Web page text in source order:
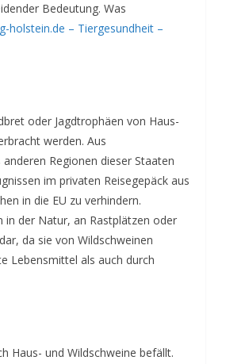
Bedeutung. Was
holstein.de – Tiergesundheit –
oder Jagdtrophäen von Haus-
werden. Aus
Regionen dieser Staaten
im privaten Reisegepäck aus
in die EU zu verhindern.
der Natur, an Rastplätzen oder
da sie von Wildschweinen
Lebensmittel als auch durch
Haus- und Wildschweine befällt.